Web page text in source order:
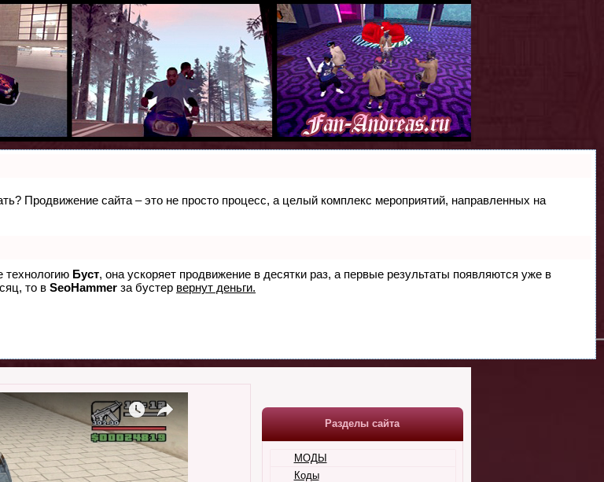
Продвижение сайта – это не просто процесс, а целый комплекс мероприятий, направленных на
технологию Буст, она ускоряет продвижение в десятки раз, а первые результаты появляются уже в
то в SeoHammer за бустер вернут деньги.
Разделы сайта
МОДЫ
Коды